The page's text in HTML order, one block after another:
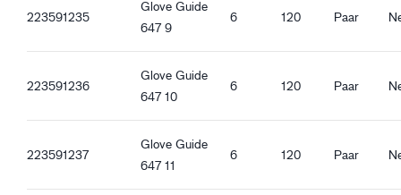
Ultradun
Gebreide manchet met opgerolde rand
Touchscreen functie
Goede natte grip
Goede oliegrip
223591235
Glove Guide
647 9
6 120 Paar
223591236
Glove Guide
647 10
6 120 Paar
223591237
Glove Guide
647 11
6 120 Paar